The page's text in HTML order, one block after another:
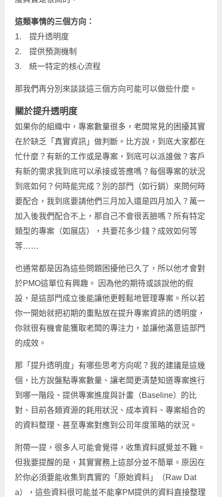
這類事情的三個方向：
1. 提升透明度
2. 提供預測機制
3. 統一特定的核心流程
那我們再分別來談談這三個方向可能可以做些什麼。
關於提升透明度
如果你的組織中，專案數量很多，老闆常見的困擾其實
在於缺乏「真實資訊」做判斷。比方說，到底大家都在
忙什麼？有新的工作或是專案，到底可以派誰做？客戶
有新的需求我到底可以承接或答應嗎？每個專案的狀況
到底如何？何時能完成？別的部門（如行銷）來問何時
要配合，我到底要請他們三月加入還是四月加入？萬一
加入後我們配合不上，那自己不會很丟臉嗎？所有特定
類型的專案（如展店），共要花多少錢？成效如何等
等……
也通常都是因為這些問題困擾他已久了，所以他才會對
於PMO這單位有興趣。 因為他的期待或該說他的假
設，是這部門成立後能讓他更輕鬆地管理專案。所以若
你一開始就把初期的重點放在提升專案資訊的透明度，
你就很有機會能獲取老闆的專注力，並讓他滿意這部門
的成效。
那「提升透明度」有哪些思考方向呢？我的建議是這幾
個，比方說盤點專案數量、讓老闆更清楚知道專案進行
到哪一階段、提供專案進度與計畫（Baseline）的比
對、目前各類資源的耗用狀況、成本資料、專案組合的
的資料整理、甚至專案對應到公司年度策略的狀況。
附帶一提，很多人可能會覺得，收集資料感覺並不難。
但我要提醒的是，其實實務上這部分並不簡單。原因在
於你必須要能收集到真實的「原始資料」（Raw Dat
a），這些資料很可能並不能拿PM提供的資料直接整理